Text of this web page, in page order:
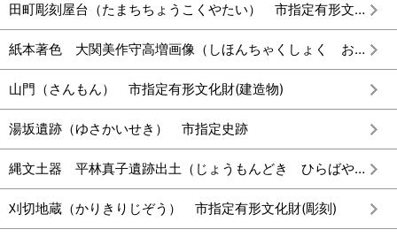
田町彫刻屋台（たまちちょうこくやたい） 市指定有形文化財(彫刻)
紙本著色 大関美作守高増画像（しほんちゃくしょく おおぜきみまさかのかみたかますがぞう） 市指定有形文化財(絵画)
山門（さんもん） 市指定有形文化財(建造物)
湯坂遺跡（ゆさかいせき） 市指定史跡
縄文土器 平林真子遺跡出土（じょうもんどき ひらばやしまごいせきしゅつど） 市指定有形文化財(考古資料)
刈切地蔵（かりきりじぞう） 市指定有形文化財(彫刻)